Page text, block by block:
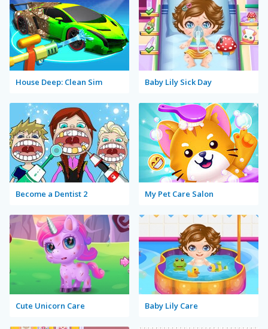
House Deep: Clean Sim Baby Lily Sick Day
Become a Dentist 2 My Pet Care Salon
Cute Unicorn Care Baby Lily Care